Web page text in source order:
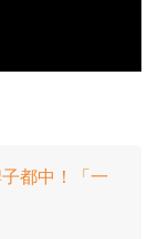
都中！「一